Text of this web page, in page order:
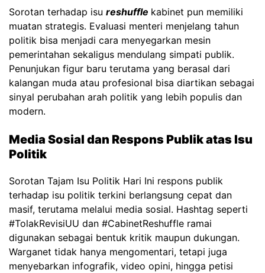
Sorotan terhadap isu reshuffle kabinet pun memiliki
muatan strategis. Evaluasi menteri menjelang tahun
politik bisa menjadi cara menyegarkan mesin
pemerintahan sekaligus mendulang simpati publik.
Penunjukan figur baru terutama yang berasal dari
kalangan muda atau profesional bisa diartikan sebagai
sinyal perubahan arah politik yang lebih populis dan
modern.
Media Sosial dan Respons Publik atas Isu
Politik
Sorotan Tajam Isu Politik Hari Ini respons publik
terhadap isu politik terkini berlangsung cepat dan
masif, terutama melalui media sosial. Hashtag seperti
#TolakRevisiUU dan #CabinetReshuffle ramai
digunakan sebagai bentuk kritik maupun dukungan.
Warganet tidak hanya mengomentari, tetapi juga
menyebarkan infografik, video opini, hingga petisi